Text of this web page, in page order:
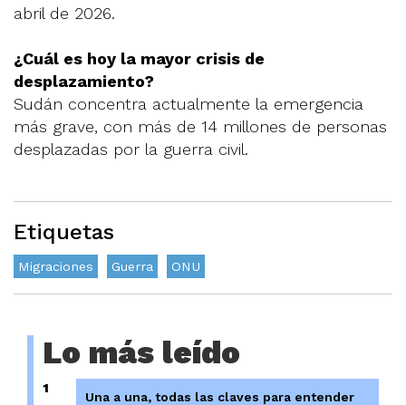
abril de 2026.
¿Cuál es hoy la mayor crisis de
desplazamiento?
Sudán concentra actualmente la emergencia
más grave, con más de 14 millones de personas
desplazadas por la guerra civil.
Etiquetas
Migraciones Guerra ONU
Lo más leído
1
Una a una, todas las claves para entender